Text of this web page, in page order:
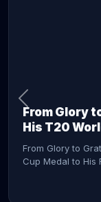
From Glory
His T20
From Glory to
Cup Medal to His